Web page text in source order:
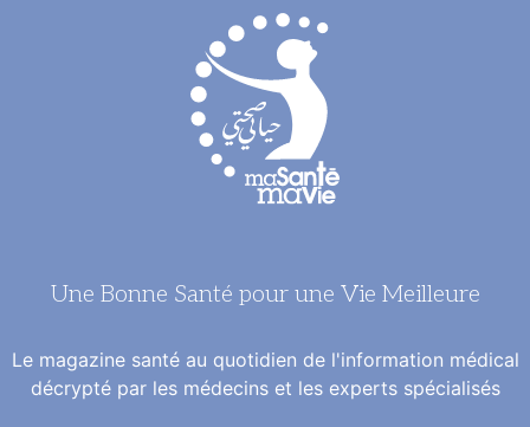
Une Bonne Santé pour une Vie Meilleure
Le magazine santé au quotidien de l'information médical
décrypté par les médecins et les experts spécialisés